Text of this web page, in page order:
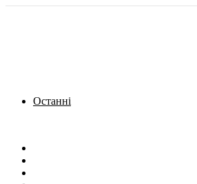
Останні